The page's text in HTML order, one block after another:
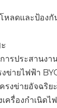
หลดและป้องกั
ารประสานงา
ข่ายไฟฟ้า
งข่ายอัจฉริย
ครื่องกำเนิด